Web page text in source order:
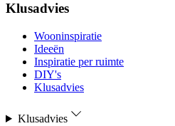
Klusadvies
Wooninspiratie
Ideeën
Inspiratie per ruimte
DIY's
Klusadvies
Klusadvies